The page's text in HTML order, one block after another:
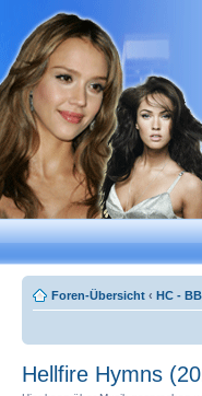
Foren-Übersicht ‹ HC -
Hellfire Hymns